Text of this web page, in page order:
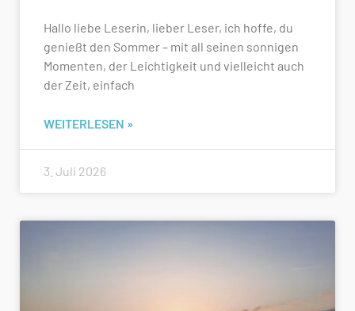
Hallo liebe Leserin, lieber Leser, ich hoffe, du
genießt den Sommer – mit all seinen sonnigen
Momenten, der Leichtigkeit und vielleicht auch
der Zeit, einfach
WEITERLESEN »
3. Juli 2026